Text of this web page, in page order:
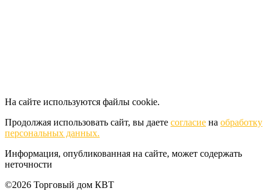
На сайте используются файлы cookie.
Продолжая использовать сайт, вы даете согласие на обработку
персональных данных.
Информация, опубликованная на сайте, может содержать
неточности
©2026 Торговый дом КВТ